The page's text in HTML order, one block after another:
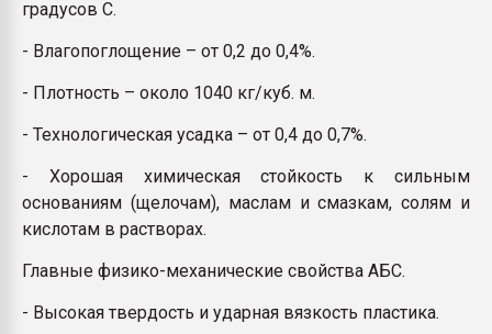
градусов С.
- Влагопоглощение – от 0,2 до 0,4%.
- Плотность – около 1040 кг/куб. м.
- Технологическая усадка – от 0,4 до 0,7%.
- Хорошая химическая стойкость к сильным
основаниям (щелочам), маслам и смазкам, солям и
кислотам в растворах.
Главные физико-механические свойства АБС.
- Высокая твердость и ударная вязкость пластика.